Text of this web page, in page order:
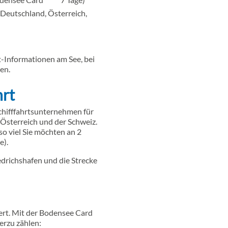
Österreich,
Informationen am See, bei
für
und der Schweiz.
viel Sie möchten an 2
und die Strecke
Mit der Bodensee Card
zählen: